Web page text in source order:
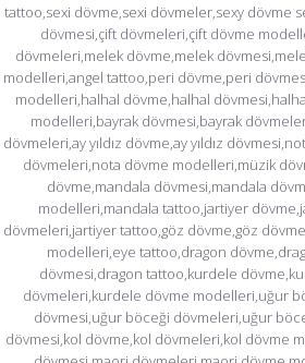
tattoo,sexi dövme,sexi dövmeler,sexy dövme
dövmesi,çift dövmeleri,çift dövme
dövmeleri,melek dövme,melek
modelleri,angel tattoo,peri dövme,peri
modelleri,halhal dövme,halhal
modelleri,bayrak dövmesi,bayrak
dövmeleri,ay yıldız dövme,ay yıldız
dövmeleri,nota dövme modelleri,müzik
dövme,mandala dövmesi,mandala
modelleri,mandala tattoo,jartiyer
dövmeleri,jartiyer tattoo,göz dövme,göz
modelleri,eye tattoo,dragon
dövmesi,dragon tattoo,kurdele
dövmeleri,kurdele dövme modelleri,uğur
dövmesi,uğur böceği dövmeleri,uğur
dövmesi,kol dövme,kol dövmeleri,kol dövme